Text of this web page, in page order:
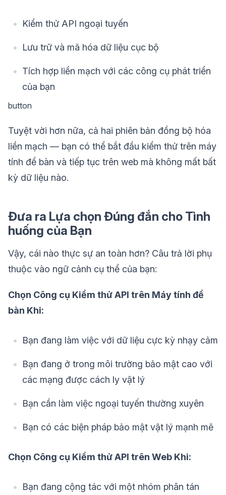
Kiểm thử API ngoại tuyến
Lưu trữ và mã hóa dữ liệu cục bộ
Tích hợp liền mạch với các công cụ phát triển
của bạn
button
Tuyệt vời hơn nữa, cả hai phiên bản đồng bộ hóa
liền mạch — bạn có thể bắt đầu kiểm thử trên máy
tính để bàn và tiếp tục trên web mà không mất bất
kỳ dữ liệu nào.
Đưa ra Lựa chọn Đúng đắn cho Tình
huống của Bạn
Vậy, cái nào thực sự an toàn hơn? Câu trả lời phụ
thuộc vào ngữ cảnh cụ thể của bạn:
Chọn Công cụ Kiểm thử API trên Máy tính để
bàn Khi:
Bạn đang làm việc với dữ liệu cực kỳ nhạy cảm
Bạn đang ở trong môi trường bảo mật cao với
các mạng được cách ly vật lý
Bạn cần làm việc ngoại tuyến thường xuyên
Bạn có các biện pháp bảo mật vật lý mạnh mẽ
Chọn Công cụ Kiểm thử API trên Web Khi:
Bạn đang cộng tác với một nhóm phân tán